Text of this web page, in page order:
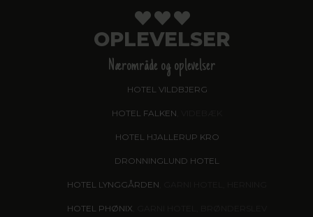
OPLEVELSER
Nærområde og oplevelser
HOTEL VILDBJERG
HOTEL FALKEN
HOTEL HJALLERUP KRO
DRONNINGLUND HOTEL
HOTEL LYNGGÅRDEN
HOTEL PHØNIX